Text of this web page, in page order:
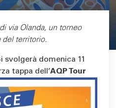
via Olanda, un torneo
del territorio.
svolgerà domenica 11
tappa dell’AQP Tour